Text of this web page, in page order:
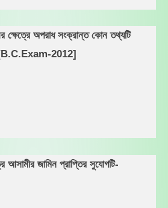
ক্ষেত্রে অপরাধ সংক্রান্ত কোন তথ্যটি
[B.C.Exam-2012]
আসামীর জামিন প্রাপ্তির সুযোগটি-